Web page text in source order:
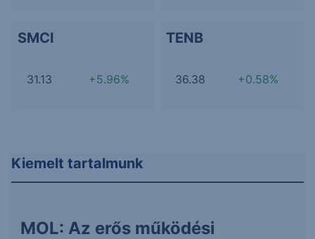
SMCI
31.13 +5.96%
TENB
36.38 +0.58%
Kiemelt tartalmunk
MOL: Az erős működési